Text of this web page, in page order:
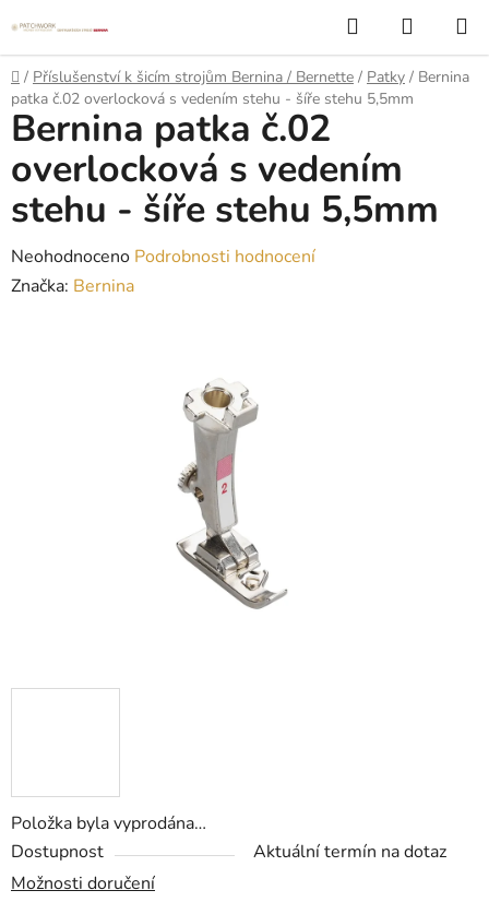
na
obsah
Hledat
KOŠÍK
Domů
/ Příslušenství k šicím strojům Bernina / Bernette / Patky / Bernina
patka č.02 overlocková s vedením stehu - šíře stehu 5,5mm
Položka byla vyprodána…
Dostupnost
Aktuální termín na dotaz
Možnosti doručení
Bernina patka č.02
overlocková s vedením
stehu - šíře stehu 5,5mm
Průměrné
hodnocení
Neohodnoceno Podrobnosti hodnocení
Značka: Bernina